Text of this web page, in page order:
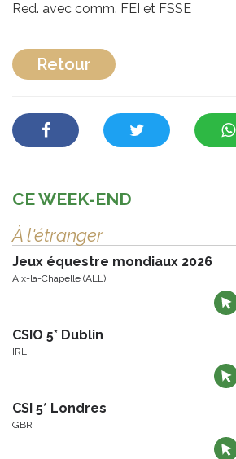
Red. avec comm. FEI et FSSE
Retour
CE WEEK-END
À l'étranger
Jeux équestre mondiaux 2026
Aix-la-Chapelle (ALL)
CSIO 5* Dublin
IRL
CSI 5* Londres
GBR